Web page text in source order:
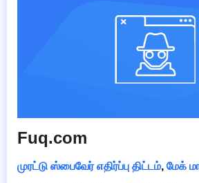
Fuq.com
முரட்டு ஸ்பைவேர் எதிர்ப்பு திட்டம், மேக்